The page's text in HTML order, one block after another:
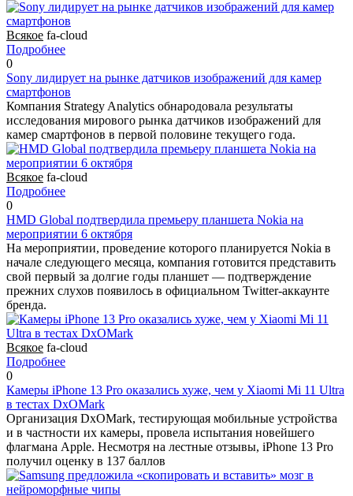
Всякое fa-cloud
Подробнее
0
Sony лидирует на рынке датчиков изображений для камер
смартфонов
Компания Strategy Analytics обнародовала результаты
исследования мирового рынка датчиков изображений для
камер смартфонов в первой половине текущего года.
Всякое fa-cloud
Подробнее
0
HMD Global подтвердила премьеру планшета Nokia на
мероприятии 6 октября
На мероприятии, проведение которого планируется Nokia в
начале следующего месяца, компания готовится представить
свой первый за долгие годы планшет — подтверждение
прежних слухов появилось в официальном Twitter-аккаунте
бренда.
Всякое fa-cloud
Подробнее
0
Камеры iPhone 13 Pro оказались хуже, чем у Xiaomi Mi 11 Ultra
в тестах DxOMark
Организация DxOMark, тестирующая мобильные устройства
и в частности их камеры, провела испытания новейшего
флагмана Apple. Несмотря на лестные отзывы, iPhone 13 Pro
получил оценку в 137 баллов